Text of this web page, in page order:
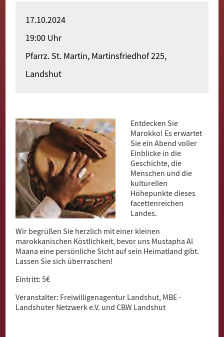
Bun Zi
Akwaaba
17.10.2024
19:00 Uhr
Pfarrz. St. Martin, Martinsfriedhof 225,
Landshut
Entdecken Sie
Marokko! Es erwartet
Sie ein Abend voller
Einblicke in die
Geschichte, die
Menschen und die
kulturellen
Höhepunkte dieses
facettenreichen
Landes.
Wir begrüßen Sie herzlich mit einer kleinen
marokkanischen Köstlichkeit, bevor uns Mustapha Al
Maana eine persönliche Sicht auf sein Heimatland gibt.
Lassen Sie sich überraschen!
Eintritt: 5€
Veranstalter: Freiwilligenagentur Landshut, MBE -
Landshuter Netzwerk e.V. und CBW Landshut